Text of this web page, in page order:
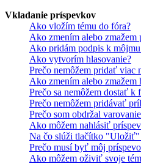
Vkladanie príspevkov
Ako vložím tému do fóra?
Ako zmením alebo zmažem
Ako pridám podpis k
Ako vytvorím hlasovanie?
Prečo nemôžem pridať viac
Ako zmením alebo zmažem
Prečo sa nemôžem dostať k
Prečo nemôžem pridávať
Prečo som obdržal
Ako môžem nahlásiť
Na čo slúži tlačítko "Uložiť"
Prečo musí byť môj
Ako môžem oživiť svoje